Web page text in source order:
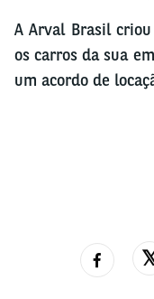
A Arval Brasil
os carros da sua
um acordo de
Dessa forma, você
• Garante todos
corporativos pela